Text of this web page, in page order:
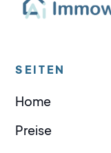
SEITEN
Home
Preise